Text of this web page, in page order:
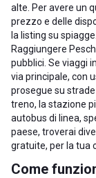
alte. Per avere un
prezzo e delle
la listing su
Raggiungere
pubblici. Se viaggi
via principale, con
prosegue su
treno, la stazione
autobus di linea,
paese, troverai
gratuite, per la tua
Come